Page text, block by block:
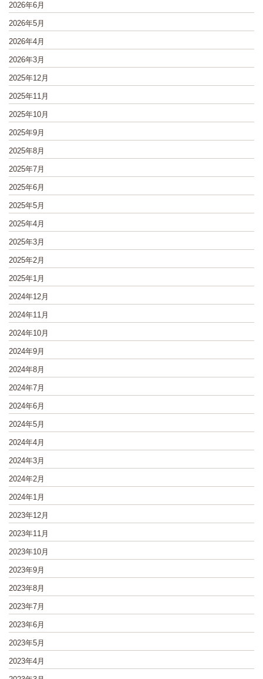
2026年6月
2026年5月
2026年4月
2026年3月
2025年12月
2025年11月
2025年10月
2025年9月
2025年8月
2025年7月
2025年6月
2025年5月
2025年4月
2025年3月
2025年2月
2025年1月
2024年12月
2024年11月
2024年10月
2024年9月
2024年8月
2024年7月
2024年6月
2024年5月
2024年4月
2024年3月
2024年2月
2024年1月
2023年12月
2023年11月
2023年10月
2023年9月
2023年8月
2023年7月
2023年6月
2023年5月
2023年4月